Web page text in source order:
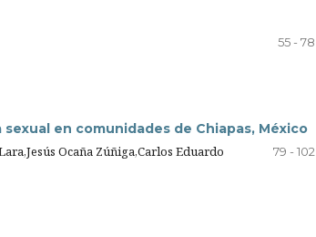
55 - 78
en comunidades de Chiapas, México
Ocaña Zúñiga,Carlos Eduardo
79 - 102